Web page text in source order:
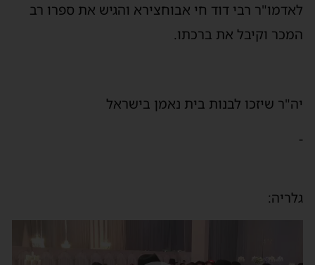
לאדמו"ר רבי דוד חי אבוחצירא והגיש את ספרו רב
המכר וקיבל את ברכתו.
יה"ר שיזכו לבנות בית נאמן בישראל
-
גלריה: